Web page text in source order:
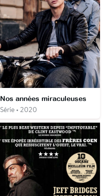
Nos années miraculeuses
Série • 2020